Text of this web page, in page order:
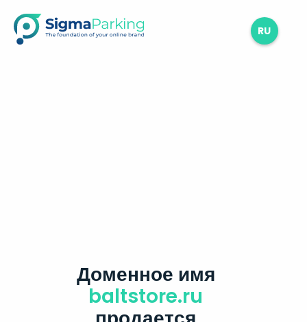
RU
Доменное имя
baltstore.ru